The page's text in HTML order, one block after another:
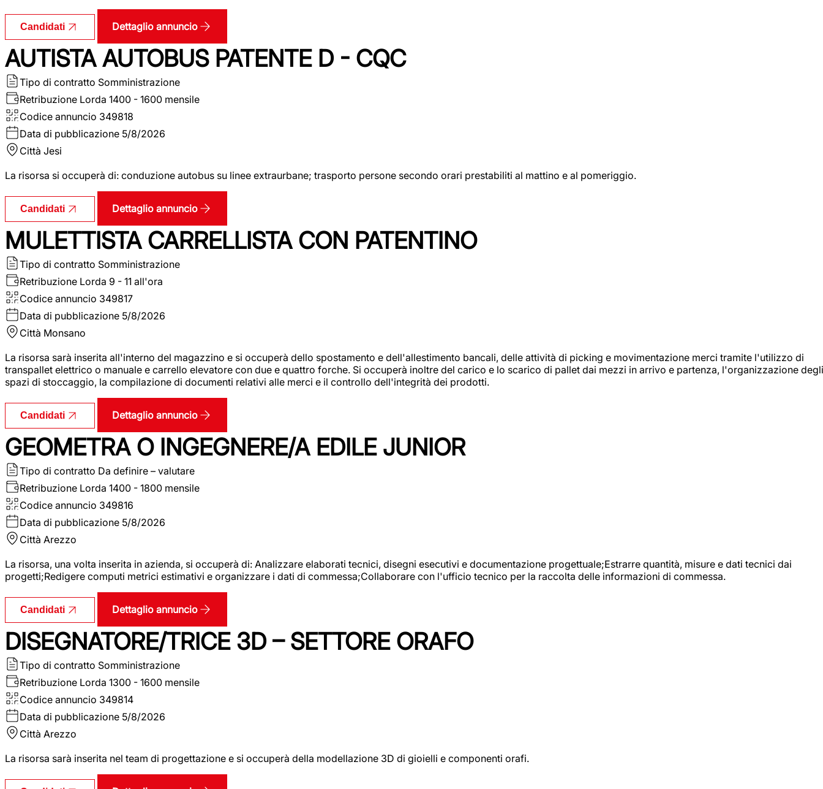
Candidati Dettaglio annuncio
AUTISTA AUTOBUS PATENTE D - CQC
Tipo di contratto Somministrazione
Retribuzione Lorda 1400 - 1600 mensile
Codice annuncio 349818
Data di pubblicazione 5/8/2026
Città Jesi
La risorsa si occuperà di: conduzione autobus su linee extraurbane; trasporto persone secondo orari prestabiliti al mattino e al pomeriggio.
Candidati Dettaglio annuncio
MULETTISTA CARRELLISTA CON PATENTINO
Tipo di contratto Somministrazione
Retribuzione Lorda 9 - 11 all'ora
Codice annuncio 349817
Data di pubblicazione 5/8/2026
Città Monsano
La risorsa sarà inserita all'interno del magazzino e si occuperà dello spostamento e dell'allestimento bancali, delle attività di picking e movimentazione merci tramite l'utilizzo di
transpallet elettrico o manuale e carrello elevatore con due e quattro forche. Si occuperà inoltre del carico e lo scarico di pallet dai mezzi in arrivo e partenza, l'organizzazione degli
spazi di stoccaggio, la compilazione di documenti relativi alle merci e il controllo dell'integrità dei prodotti.
Candidati Dettaglio annuncio
GEOMETRA O INGEGNERE/A EDILE JUNIOR
Tipo di contratto Da definire – valutare
Retribuzione Lorda 1400 - 1800 mensile
Codice annuncio 349816
Data di pubblicazione 5/8/2026
Città Arezzo
La risorsa, una volta inserita in azienda, si occuperà di: Analizzare elaborati tecnici, disegni esecutivi e documentazione progettuale;Estrarre quantità, misure e dati tecnici dai
progetti;Redigere computi metrici estimativi e organizzare i dati di commessa;Collaborare con l'ufficio tecnico per la raccolta delle informazioni di commessa.
Candidati Dettaglio annuncio
DISEGNATORE/TRICE 3D – SETTORE ORAFO
Tipo di contratto Somministrazione
Retribuzione Lorda 1300 - 1600 mensile
Codice annuncio 349814
Data di pubblicazione 5/8/2026
Città Arezzo
La risorsa sarà inserita nel team di progettazione e si occuperà della modellazione 3D di gioielli e componenti orafi.